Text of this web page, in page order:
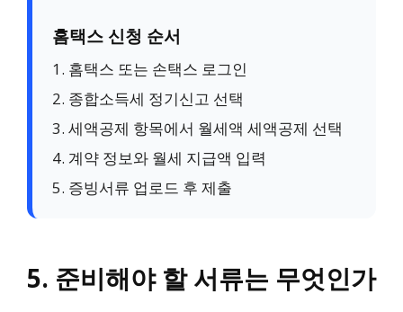
홈택스 신청 순서
1. 홈택스 또는 손택스 로그인
2. 종합소득세 정기신고 선택
3. 세액공제 항목에서 월세액 세액공제 선택
4. 계약 정보와 월세 지급액 입력
5. 증빙서류 업로드 후 제출
5. 준비해야 할 서류는 무엇인가